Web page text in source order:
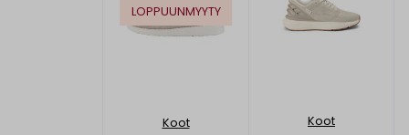
LOPPUUNMYYTY
Koot Koot